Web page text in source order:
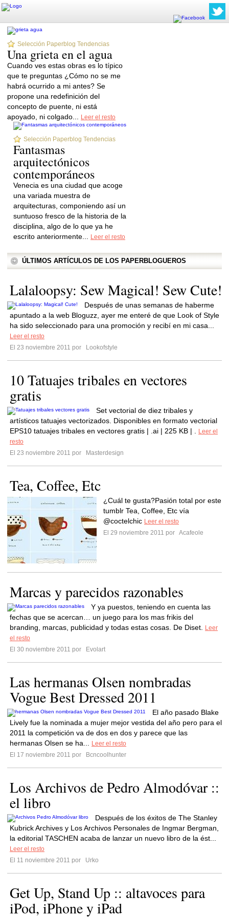
Selección Paperblog Tendencias
Una grieta en el agua
Cuando ves estas obras es lo típico
que te preguntas ¿Cómo no se me
habrá ocurrido a mi antes? Se
propone una redefinición del
concepto de puente, ni está
apoyado, ni colgado...
Leer el resto
Selección Paperblog Tendencias
Fantasmas
arquitectónicos
contemporáneos
Venecia es una ciudad que acoge
una variada muestra de
arquitecturas, componiendo así un
suntuoso fresco de la historia de la
disciplina, algo de lo que ya he
escrito anteriormente...
Leer el resto
ÚLTIMOS ARTÍCULOS DE LOS PAPERBLOGUEROS
Lalaloopsy: Sew Magical! Sew Cute!
Después de unas semanas de haberme
apuntado a la web Bloguzz, ayer me enteré de que Look of Style
ha sido seleccionado para una promoción y recibí en mi casa...
Leer el resto
El 23 noviembre 2011 por
Lookofstyle
10 Tatuajes tribales en vectores
gratis
Set vectorial de diez tribales y
artísticos tatuajes vectorizados. Disponibles en formato vectorial
EPS10 tatuajes tribales en vectores gratis | .ai | 225 KB | .
Leer el
resto
El 23 noviembre 2011 por
Masterdesign
Tea, Coffee, Etc
¿Cuál te gusta?Pasión total por este
tumblr Tea, Coffee, Etc vía
@coctelchic Leer el resto
El 29 noviembre 2011 por Acafeole
Marcas y parecidos razonables
Y ya puestos, teniendo en cuenta las
fechas que se acercan… un juego para los mas frikis del
branding, marcas, publicidad y todas estas cosas. De Diset.
Leer
el resto
El 30 noviembre 2011 por
Evolart
Las hermanas Olsen nombradas
Vogue Best Dressed 2011
El año pasado Blake
Lively fue la nominada a mujer mejor vestida del año pero para el
2011 la competición va de dos en dos y parece que las
hermanas Olsen se ha...
Leer el resto
El 17 noviembre 2011 por
Bcncoolhunter
Los Archivos de Pedro Almodóvar ::
el libro
Después de los éxitos de The Stanley
Kubrick Archives y Los Archivos Personales de Ingmar Bergman,
la editorial TASCHEN acaba de lanzar un nuevo libro de la ést...
Leer el resto
El 11 noviembre 2011 por
Urko
Get Up, Stand Up :: altavoces para
iPod, iPhone y iPad